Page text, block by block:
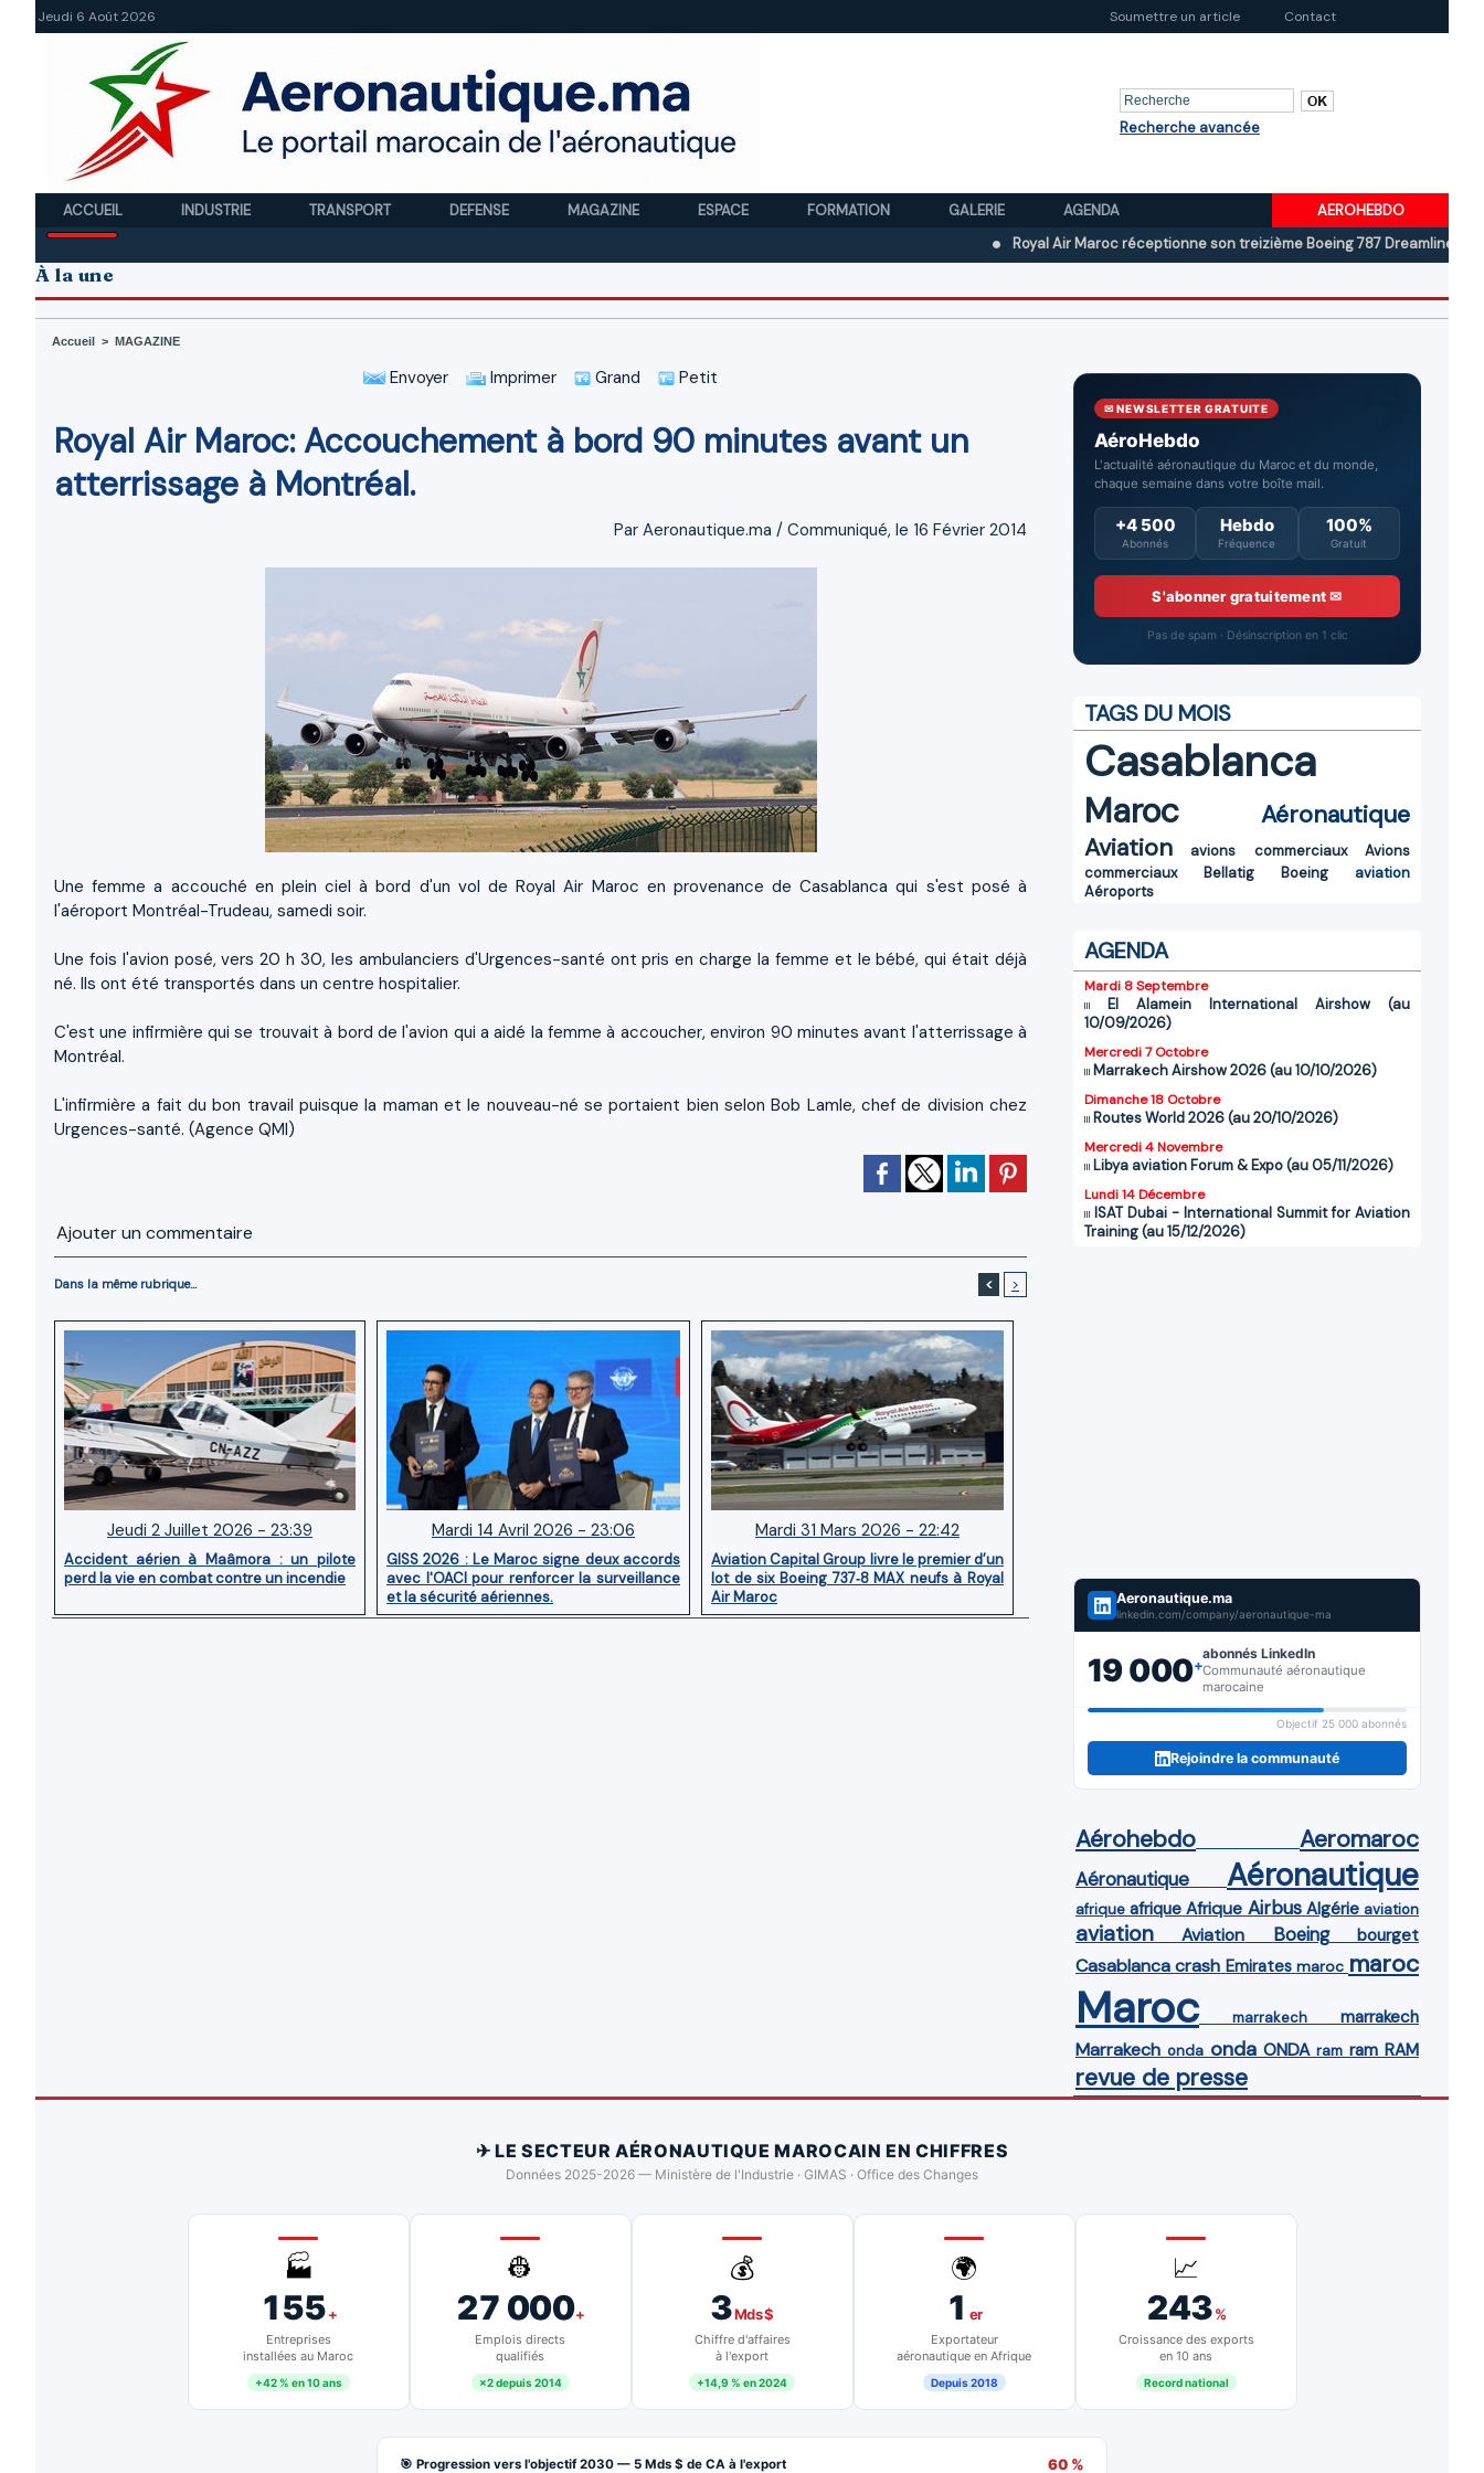
Jeudi 6 Août 2026 Soumettre un article Contact
Recherche avancée
ACCUEIL INDUSTRIE TRANSPORT DEFENSE MAGAZINE ESPACE FORMATION GALERIE AGENDA
AEROHEBDO
Royal Air Maroc réceptionne son treizième Boeing 787 Dreamliner
Boeing
À la une
Accueil > MAGAZINE
Envoyer Imprimer Grand Petit
Royal Air Maroc: Accouchement à bord 90 minutes avant un
atterrissage à Montréal.
Par Aeronautique.ma / Communiqué, le 16 Février 2014
Une femme a accouché en plein ciel à bord d'un vol de Royal Air Maroc en provenance de Casablanca qui s'est posé à
l'aéroport Montréal-Trudeau, samedi soir.
Une fois l'avion posé, vers 20 h 30, les ambulanciers d'Urgences-santé ont pris en charge la femme et le bébé, qui était déjà
né. Ils ont été transportés dans un centre hospitalier.
C'est une infirmière qui se trouvait à bord de l'avion qui a aidé la femme à accoucher, environ 90 minutes avant l'atterrissage à
Montréal.
L'infirmière a fait du bon travail puisque la maman et le nouveau-né se portaient bien selon Bob Lamle, chef de division chez
Urgences-santé. (Agence QMI)
Ajouter un commentaire
Dans la même rubrique... < >
Jeudi 2 Juillet 2026 - 23:39
Accident aérien à Maâmora : un pilote
perd la vie en combat contre un incendie
Mardi 14 Avril 2026 - 23:06
GISS 2026 : Le Maroc signe deux accords
avec l'OACI pour renforcer la surveillance
et la sécurité aériennes.
Mardi 31 Mars 2026 - 22:42
Aviation Capital Group livre le premier d’un
lot de six Boeing 737‑8 MAX neufs à Royal
Air Maroc
✉ NEWSLETTER GRATUITE
AéroHebdo
L'actualité aéronautique du Maroc et du monde,
chaque semaine dans votre boîte mail.
+4 500
Abonnés
Hebdo
Fréquence
100%
Gratuit
S'abonner gratuitement ✉
Pas de spam · Désinscription en 1 clic
TAGS DU MOIS
Casablanca
Maroc
Aéronautique
Aviation
avions commerciaux
Avions
commerciaux
Bellatig Boeing
aviation
Aéroports
AGENDA
Mardi 8 Septembre
El Alamein International Airshow (au
10/09/2026)
Mercredi 7 Octobre
Marrakech Airshow 2026 (au 10/10/2026)
Dimanche 18 Octobre
Routes World 2026 (au 20/10/2026)
Mercredi 4 Novembre
Libya aviation Forum & Expo (au 05/11/2026)
Lundi 14 Décembre
ISAT Dubai - International Summit for Aviation
Training (au 15/12/2026)
Aeronautique.ma
linkedin.com/company/aeronautique-ma
19 000+
abonnés LinkedIn
Communauté aéronautique
marocaine
Objectif 25 000 abonnés
Rejoindre la communauté
Aérohebdo Aeromaroc
Aéronautique Aéronautique
afrique afrique Afrique Airbus Algérie aviation
aviation Aviation Boeing bourget
Casablanca crash Emirates maroc maroc
Maroc marrakech marrakech
Marrakech onda onda ONDA ram ram RAM
revue de presse
✈ LE SECTEUR AÉRONAUTIQUE MAROCAIN EN CHIFFRES
Données 2025-2026 — Ministère de l'Industrie · GIMAS · Office des Changes
🏭
155+
Entreprises
installées au Maroc
+42 % en 10 ans
👷
27 000+
Emplois directs
qualifiés
×2 depuis 2014
💰
3Mds $
Chiffre d'affaires
à l'export
+14,9 % en 2024
🌍
1 er
Exportateur
aéronautique en Afrique
Depuis 2018
📈
243%
Croissance des exports
en 10 ans
Record national
🎯 Progression vers l'objectif 2030 — 5 Mds $ de CA à l'export 60 %